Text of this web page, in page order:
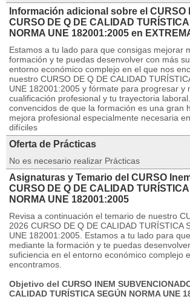
Información adicional sobre el CURSO
CURSO DE Q DE CALIDAD TURÍSTICA
NORMA UNE 182001:2005 en
Estamos a tu lado para que consigas mejorar
formación y te puedas desenvolver con más
entorno económico complejo en el que nos
nuestro CURSO DE Q DE CALIDAD
UNE 182001:2005 y fórmate para progresar y
cualificación profesional y tu trayectoria
convencidos de que la formación es una gran
mejora profesional especialmente necesaria
difíciles
Oferta de Prácticas
No es necesario realizar Prácticas
Asignaturas y Temario del CURSO
CURSO DE Q DE CALIDAD TURÍSTICA
NORMA UNE 182001:2005
Revisa a continuación el temario de nuestro
2026 CURSO DE Q DE CALIDAD TURÍSTICA
UNE 182001:2005. Estamos a tu lado para
mediante la formación y te puedas
suficiencia en el entorno económico complejo
encontramos.
Objetivo del CURSO INEM
CALIDAD TURÍSTICA SEGÚN NORMA UNE